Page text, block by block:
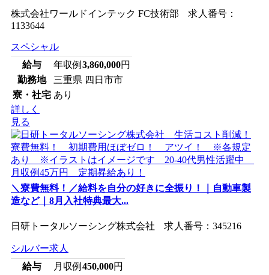
株式会社ワールドインテック FC技術部 求人番号：
1133644
スペシャル
給与
年収例 3,860,000円
勤務地
三重県 四日市市
寮・社宅 あり
詳しく
見る
＼寮費無料！／給料を自分の好きに全振り！｜自動車製
造など｜8月入社特典最大...
日研トータルソーシング株式会社 求人番号：345216
シルバー求人
給与
月収例 450,000円